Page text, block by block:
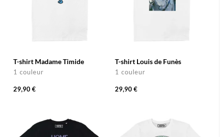
T-shirt Madame Timide
1 couleur
29,90 €
T-shirt Louis de Funès
1 couleur
29,90 €